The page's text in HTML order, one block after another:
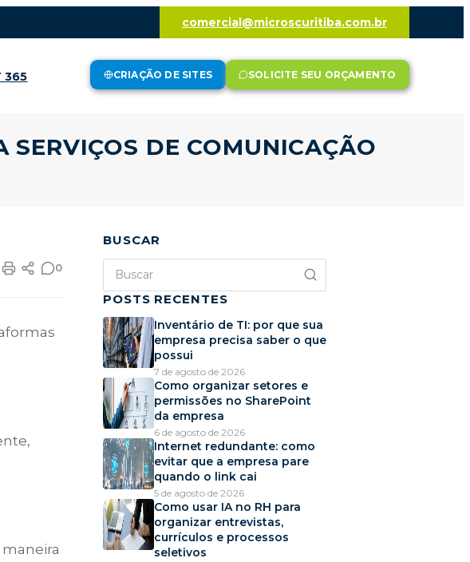
comercial@microscuritiba.com.br
365 CRIAÇÃO DE SITES SOLICITE SEU ORÇAMENTO
DE COMUNICAÇÃO
0
BUSCAR
POSTS RECENTES
Inventário de TI: por que sua
empresa precisa saber o que
possui
7 de agosto de 2026
Como organizar setores e
permissões no SharePoint
da empresa
6 de agosto de 2026
Internet redundante: como
evitar que a empresa pare
quando o link cai
5 de agosto de 2026
Como usar IA no RH para
organizar entrevistas,
currículos e processos
seletivos